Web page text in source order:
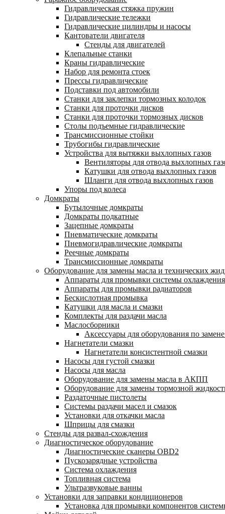
Гидравлическая стяжка пружин
Гидравлические тележки
Гидравлические цилиндры и насосы
Кантователи двигателя
Стенды для двигателей
Клепальные станки
Краны гидравлические
Набор для ремонта стоек
Прессы гидравлические
Подставки под автомобили
Станки для заклепки тормозных колодок
Станки для проточки дисков
Станки для проточки тормозных дисков
Столы подъемные гидравлические
Трансмиссионные стойки
Трубогибы гидравлические
Устройства для вытяжки выхлопных газов
Вентиляторы для отвода выхлопных
Катушки для отвода выхлопных газов
Шланги для отвода выхлопных газов
Упоры под колеса
Домкраты
Бутылочные домкраты
Домкраты подкатные
Зацепные домкраты
Пневматические домкраты
Пневмогидравлические домкраты
Реечные домкраты
Трансмиссионные домкраты
Оборудование для замены масла и технических
Аппараты для промывки системы охлаждения
Аппараты для промывки радиаторов
Бескислотная промывка
Катушки для масла и смазки
Комплекты для раздачи масла
Маслосборники
Аксессуары для оборудования по
Нагнетатели смазки
Нагнетатели консистентной смазки
Насосы для густой смазки
Насосы для масла
Оборудование для замены масла в АКПП
Оборудование для замены тормозной
Раздаточные пистолеты
Системы раздачи масел и смазок
Установки для откачки масла
Шприцы для смазки
Стенды для развал-схождения
Диагностическое оборудование
Диагностические сканеры OBD2
Пускозарядные устройства
Система охлаждения
Топливная система
Ультразвуковые ванны
Установки для заправки кондиционеров
Установка для промывки компонентов